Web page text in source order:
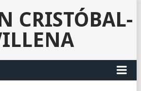
CRISTÓBAL-